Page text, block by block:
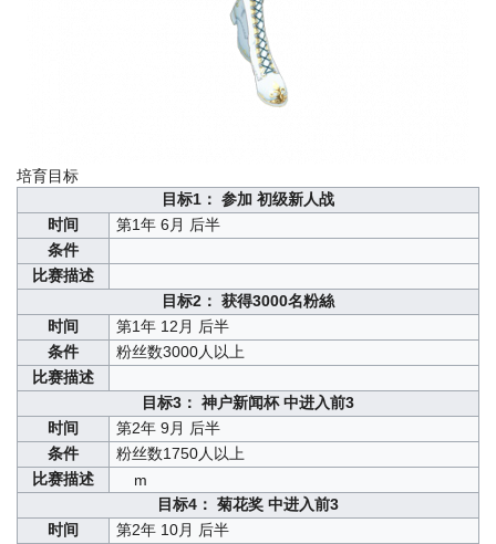
培育目标
目标1： 参加 初级新人战
时间
第1年 6月 后半
条件
比赛描述
目标2： 获得3000名粉絲
时间
第1年 12月 后半
条件
粉丝数3000人以上
比赛描述
目标3： 神户新闻杯 中进入前3
时间
第2年 9月 后半
条件
粉丝数1750人以上
比赛描述
m
目标4： 菊花奖 中进入前3
时间
第2年 10月 后半